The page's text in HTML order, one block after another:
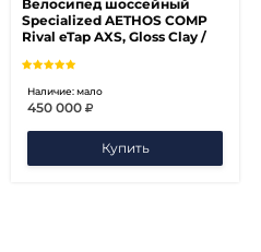
Велосипед шоссейный
Specialized AETHOS COMP
Rival eTap AXS, Gloss Clay /
Наличие: мало
450 000
Купить